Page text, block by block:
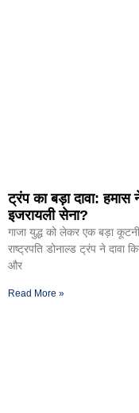
ट्रंप का बड़ा दावा:
इजरायली सेना?
गाजा युद्ध को लेकर एक बड़ा
राष्ट्रपति डोनाल्ड ट्रंप ने दावा
और
Read More »